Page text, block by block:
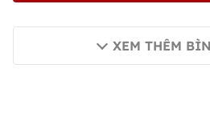
XEM THÊM